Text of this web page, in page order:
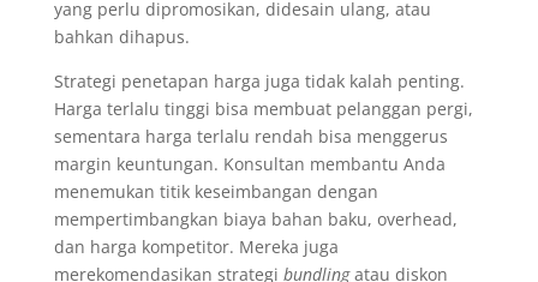
yang perlu dipromosikan, didesain ulang, atau
bahkan dihapus.
Strategi penetapan harga juga tidak kalah penting.
Harga terlalu tinggi bisa membuat pelanggan pergi,
sementara harga terlalu rendah bisa menggerus
margin keuntungan. Konsultan membantu Anda
menemukan titik keseimbangan dengan
mempertimbangkan biaya bahan baku, overhead,
dan harga kompetitor. Mereka juga
merekomendasikan strategi bundlingatau diskon